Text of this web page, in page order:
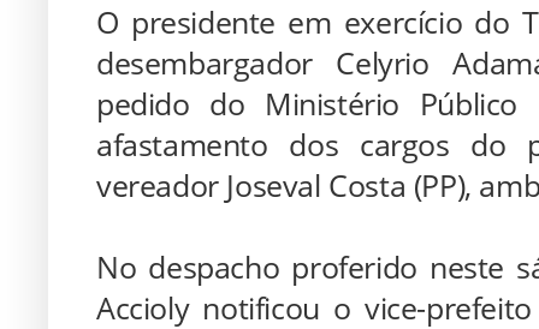
O presidente em exercício do
desembargador Celyrio
pedido do Ministério Público
afastamento dos cargos do
vereador Joseval Costa (PP),
No despacho proferido neste
Accioly notificou o vice-